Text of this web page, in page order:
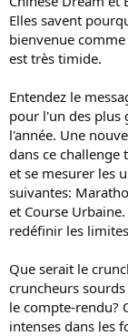
Elles savent
bienvenue
est très timide.
Entendez le
pour l'un des plus
l'année. Une
dans ce
et se mesurer les
suivantes:
et Course
redéfinir les
Que serait le
cruncheurs
le compte-rendu?
intenses dans les